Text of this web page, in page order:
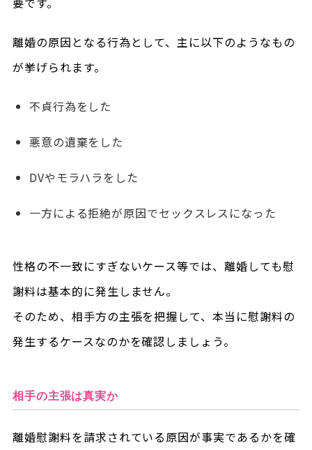
離婚の原因となる行為として、主に以下のようなもの
が挙げられます。
不貞行為をした
悪意の遺棄をした
DVやモラハラをした
一方による拒絶が原因でセックスレスになった
性格の不一致にすぎないケース等では、離婚しても慰
謝料は基本的に発生しません。
そのため、相手方の主張を把握して、本当に慰謝料の
発生するケースなのかを確認しましょう。
相手の主張は真実か
離婚慰謝料を請求されている原因が事実であるかを確